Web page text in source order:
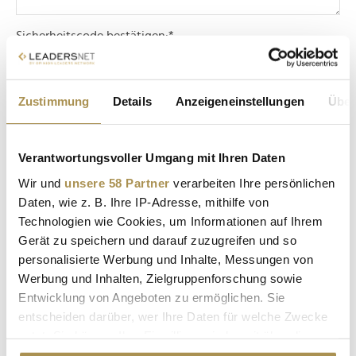
Zustimmung Details Anzeigeneinstellungen
Verantwortungsvoller Umgang mit Ihren Daten
Wir und unsere 58 Partner verarbeiten Ihre persönlichen
Daten, wie z. B. Ihre IP-Adresse, mithilfe von
Technologien wie Cookies, um Informationen auf Ihrem
Gerät zu speichern und darauf zuzugreifen und so
personalisierte Werbung und Inhalte, Messungen von
Werbung und Inhalten, Zielgruppenforschung sowie
Entwicklung von Angeboten zu ermöglichen. Sie
entscheiden darüber, wer Ihre Daten für welche Zwecke
Sicherheitscode bestätigen:*
* Pflichtfelder.
LEADERSNET.TV
LAUTSCHALTEN